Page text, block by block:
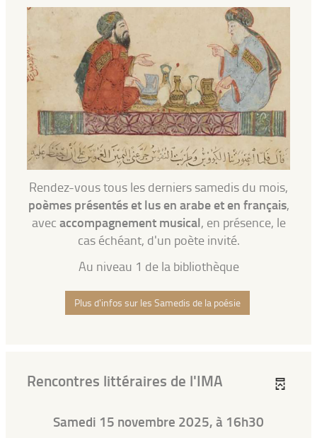
Rendez-vous tous les derniers samedis du mois,
poèmes présentés et lus en arabe et en français,
avec accompagnement musical, en présence, le
cas échéant, d'un poète invité.
Au niveau 1 de la bibliothèque
Plus d'infos sur les Samedis de la poésie
Rencontres littéraires de l'IMA
Samedi 15 novembre 2025, à 16h30